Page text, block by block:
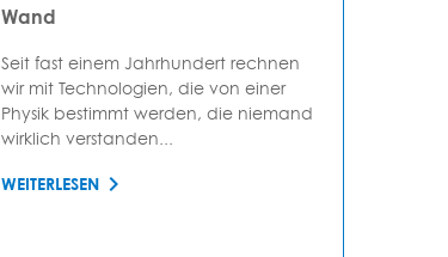
Wand
Seit fast einem Jahrhundert rechnen
wir mit Technologien, die von einer
Physik bestimmt werden, die niemand
wirklich verstanden...
WEITERLESEN